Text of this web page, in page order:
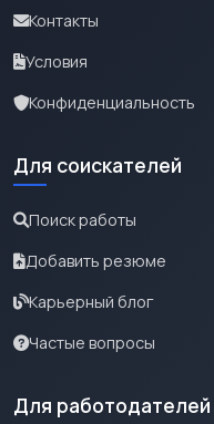
Контакты
Условия
Конфиденциальность
Для соискателей
Поиск работы
Добавить резюме
Карьерный блог
Частые вопросы
Для работодателей